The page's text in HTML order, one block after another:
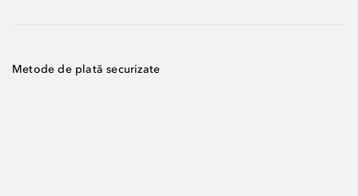
Metode de plată securizate